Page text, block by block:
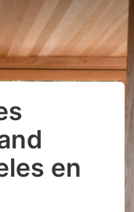
en